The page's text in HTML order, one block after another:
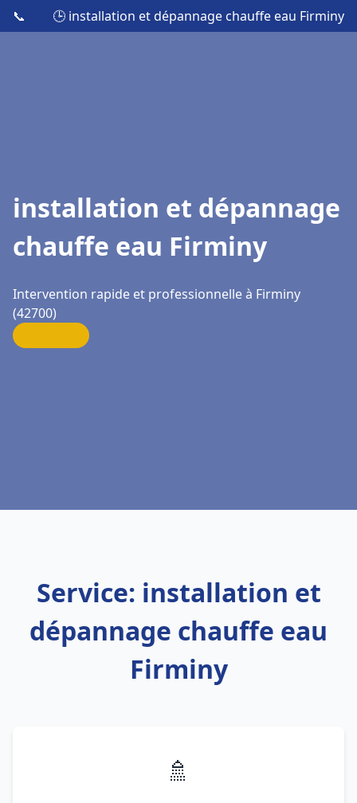
📞 🕒 installation et dépannage chauffe eau Firminy
installation et dépannage
chauffe eau Firminy
Intervention rapide et professionnelle à Firminy
(42700)
Service: installation et
dépannage chauffe eau
Firminy
🚿